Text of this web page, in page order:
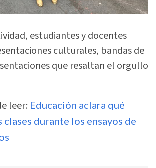
estudiantes y docentes
culturales, bandas de
que resaltan el orgullo
leer: Educación aclara qué
clases durante los ensayos de